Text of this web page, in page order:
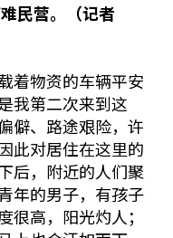
民营。（记者
着物资的车辆平安
我第二次来到这
僻、路途艰险，许
此对居住在这里的
后，附近的人们聚
年的男子，有孩子
很高，阳光灼人；